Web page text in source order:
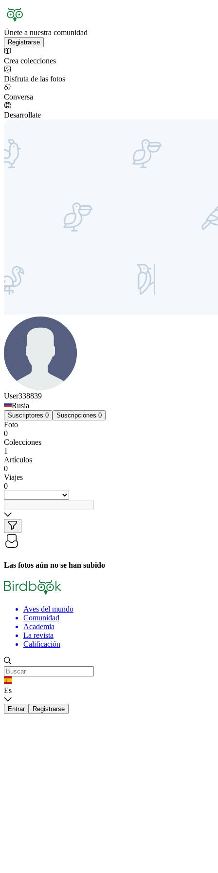
Únete a nuestra comunidad
Registrarse
Crea colecciones
Disfruta de las fotos
Conversa
Desarrollate
User338839
Rusia
Suscriptores 0 Suscripciones 0
Foto
0
Colecciones
1
Artículos
0
Viajes
0
Las fotos aún no se han subido
Aves del mundo
Comunidad
Academia
La revista
Calificación
Es
Entrar Registrarse